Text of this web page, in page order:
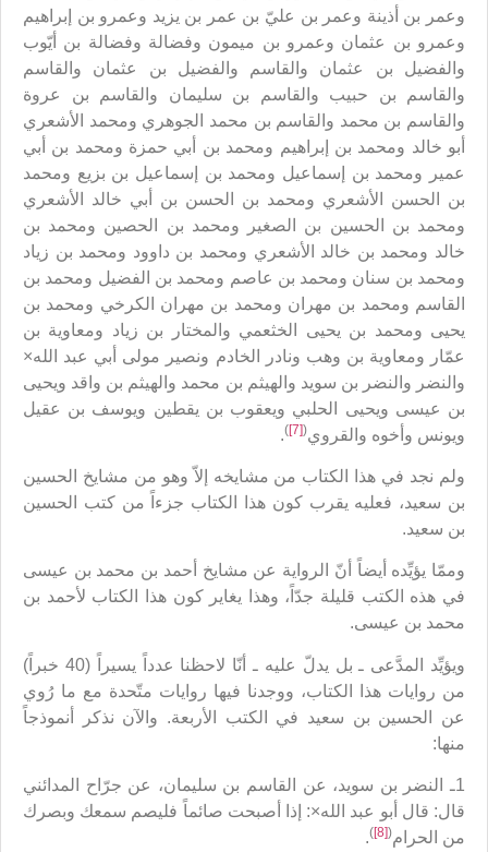
وعمر بن أذينة وعمر بن عليّ بن عمر بن يزيد وعمرو بن إبراهيم
وعمرو بن عثمان وعمرو بن ميمون وفضالة وفضالة بن أيّوب
والفضيل بن عثمان والقاسم والفضيل بن عثمان والقاسم
والقاسم بن حبيب والقاسم بن سليمان والقاسم بن عروة
والقاسم بن محمد والقاسم بن محمد الجوهري ومحمد الأشعري
أبو خالد ومحمد بن إبراهيم ومحمد بن أبي حمزة ومحمد بن أبي
عمير ومحمد بن إسماعيل ومحمد بن إسماعيل بن بزيع ومحمد
بن‏ الحسن الأشعري ومحمد بن الحسن بن أبي خالد الأشعري
ومحمد بن الحسين بن الصغير ومحمد بن الحصين ومحمد بن
خالد ومحمد بن خالد الأشعري ومحمد بن داوود ومحمد بن زياد
ومحمد بن سنان ومحمد بن عاصم ومحمد بن الفضيل ومحمد بن
القاسم ومحمد بن مهران ومحمد بن مهران الكرخي ومحمد بن
يحيى ومحمد بن يحيى الخثعمي والمختار بن زياد ومعاوية بن
عمّار ومعاوية بن وهب ونادر الخادم ونصير مولى أبي عبد الله×
والنضر والنضر بن سويد والهيثم بن محمد والهيثم بن واقد ويحيى
بن عيسى ويحيى الحلبي ويعقوب بن يقطين ويوسف بن عقيل
ويونس وأخوه والقروي(
[7]
)
.
ولم نجد في هذا الكتاب من مشايخه إلاّ وهو من مشايخ الحسين
بن سعيد، فعليه يقرب كون هذا الكتاب جزءاً من كتب الحسين
بن سعيد.
وممّا يؤيِّده أيضاً أنّ الرواية عن مشايخ أحمد بن محمد بن عيسى
في هذه الكتب قليلة جدّاً، وهذا يغاير كون هذا الكتاب لأحمد بن
محمد بن عيسى.
ويؤيِّد المدَّعى ـ بل يدلّ عليه ـ أنّا لاحظنا عدداً يسيراً (40 خبراً)
من روايات هذا الكتاب، ووجدنا فيها روايات متّحدة مع ما رُوي
عن الحسين بن سعيد في الكتب الأربعة. والآن نذكر أنموذجاً
منها:
1ـ النضر بن سويد، عن القاسم بن سليمان، عن جرّاح المدائني
قال: قال أبو عبد الله×: إذا أصبحت صائماً فليصم سمعك وبصرك
من الحرام‏(
[8]
)
.